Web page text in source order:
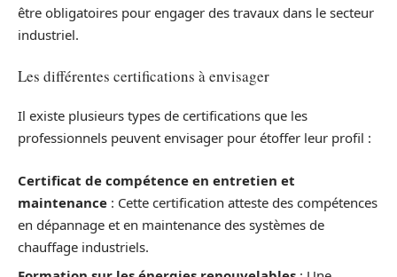
être obligatoires pour engager des travaux dans le secteur
industriel.
Les différentes certifications à envisager
Il existe plusieurs types de certifications que les
professionnels peuvent envisager pour étoffer leur profil :
Certificat de compétence en entretien et
maintenance : Cette certification atteste des compétences
en dépannage et en maintenance des systèmes de
chauffage industriels.